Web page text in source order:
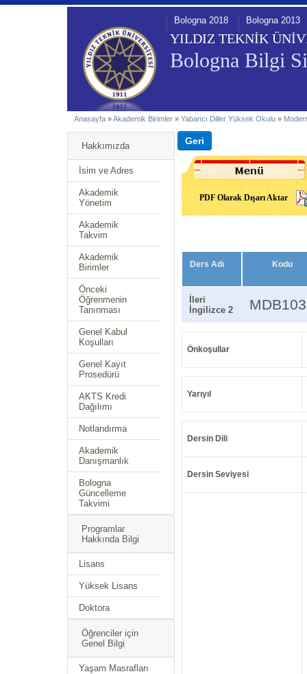
YILDIZ TEKNİK
Bologna Bilgi
Bologna 2018 Bologna 2013
Anasayfa »Akademik Birimler » Yabancı Diller Yüksek Okulu »
Hakkımızda
İsim ve Adres
Akademik
Yönetim
Akademik
Takvim
Akademik
Birimler
Önceki
Öğrenmenin
Tanınması
Genel Kabul
Koşulları
Genel Kayıt
Prosedürü
AKTS Kredi
Dağılımı
Notlandırma
Akademik
Danışmanlık
Bologna
Güncelleme
Takvimi
Programlar
Hakkında Bilgi
Lisans
Yüksek Lisans
Doktora
Öğrenciler için
Genel Bilgi
Yaşam Masrafları
PDF Olarak Dışarı Aktar
Ders Adı Kodu
İleri
İngilizce 2
Önkoşullar
Yarıyıl
Dersin Dili
Dersin Seviyesi